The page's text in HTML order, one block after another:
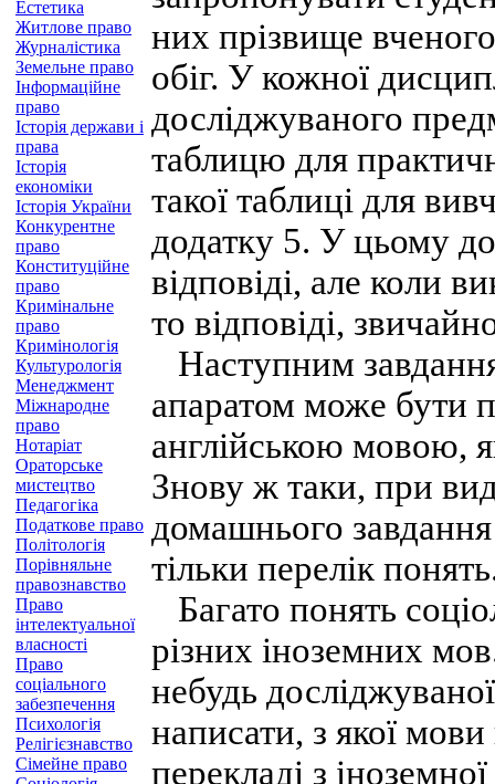
Естетика
Житлове право
Журналістика
Земельне право
Інформаційне
право
Історія держави і
права
Історія
економіки
Історія України
Конкурентне
право
Конституційне
право
Кримінальне
право
Кримінологія
Культурологія
Менеджмент
Міжнародне
право
Нотаріат
Ораторське
мистецтво
Педагогіка
Податкове право
Політологія
Порівняльне
правознавство
Право
інтелектуальної
власності
Право
соціального
забезпечення
Психологія
Релігієзнавство
Сімейне право
них прізвище
обіг. У кожної
досліджуваного
таблицю для
такої таблиці для
додатку 5. У цьому
відповіді, але коли
то відповіді,
Наступним
апаратом може бути
англійською мовою,
Знову ж таки, при
домашнього завдання
тільки перелік
Багато понять
різних іноземних
небудь
написати, з якої
перекладі з